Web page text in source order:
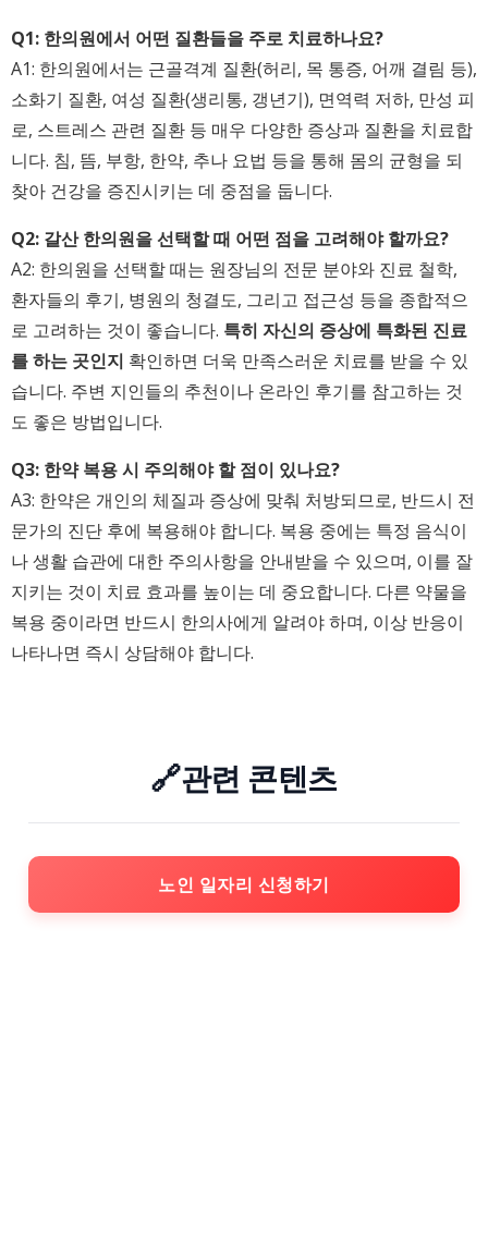
Q1: 한의원에서 어떤 질환들을 주로 치료하나요?
A1: 한의원에서는 근골격계 질환(허리, 목 통증, 어깨 결림 등),
소화기 질환, 여성 질환(생리통, 갱년기), 면역력 저하, 만성 피
로, 스트레스 관련 질환 등 매우 다양한 증상과 질환을 치료합
니다. 침, 뜸, 부항, 한약, 추나 요법 등을 통해 몸의 균형을 되
찾아 건강을 증진시키는 데 중점을 둡니다.
Q2: 갈산 한의원을 선택할 때 어떤 점을 고려해야 할까요?
A2: 한의원을 선택할 때는 원장님의 전문 분야와 진료 철학,
환자들의 후기, 병원의 청결도, 그리고 접근성 등을 종합적으
로 고려하는 것이 좋습니다. 특히 자신의 증상에 특화된 진료
를 하는 곳인지 확인하면 더욱 만족스러운 치료를 받을 수 있
습니다. 주변 지인들의 추천이나 온라인 후기를 참고하는 것
도 좋은 방법입니다.
Q3: 한약 복용 시 주의해야 할 점이 있나요?
A3: 한약은 개인의 체질과 증상에 맞춰 처방되므로, 반드시 전
문가의 진단 후에 복용해야 합니다. 복용 중에는 특정 음식이
나 생활 습관에 대한 주의사항을 안내받을 수 있으며, 이를 잘
지키는 것이 치료 효과를 높이는 데 중요합니다. 다른 약물을
복용 중이라면 반드시 한의사에게 알려야 하며, 이상 반응이
나타나면 즉시 상담해야 합니다.
🔗관련 콘텐츠
노인 일자리 신청하기